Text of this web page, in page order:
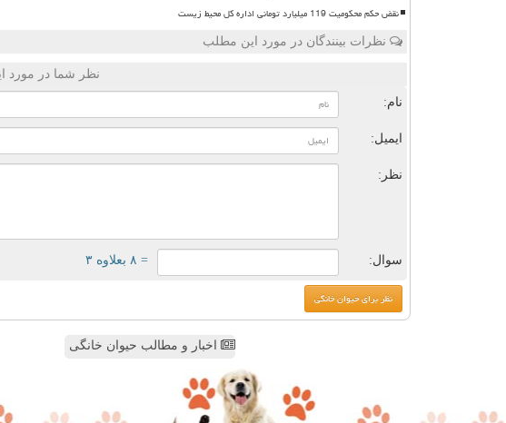
نقض حکم محکومیت 119 میلیارد تومانی اداره کل محیط زیست
نظرات بینندگان در مورد این مطلب
نظر شما در مورد
نام:
ایمیل:
نظر:
سوال: = ۸ بعلاوه ۳
اخبار و مطالب حیوان خانگی